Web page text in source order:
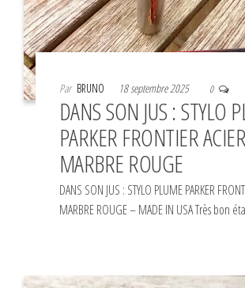
Par BRUNO 18 septembre 2025 0
DANS SON JUS : STYLO
PARKER FRONTIER
MARBRE ROUGE
DANS SON JUS : STYLO PLUME PARKER
MARBRE ROUGE – MADE IN USA Très bon